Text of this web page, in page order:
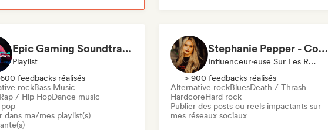
Epic Gaming Soundtracks
Playlist
feedbacks réalisés
rockBass Music
/ Hip HopDance music
dans ma/mes playlist(s)
Stephanie Pepper - Content Creator
Influenceur·euse Sur Les Réseaux Sociaux
> 900 feedbacks réalisés
Alternative rockBluesDeath / Thrash
HardcoreHard rock
Publier des posts ou reels impactants sur
mes réseaux sociaux